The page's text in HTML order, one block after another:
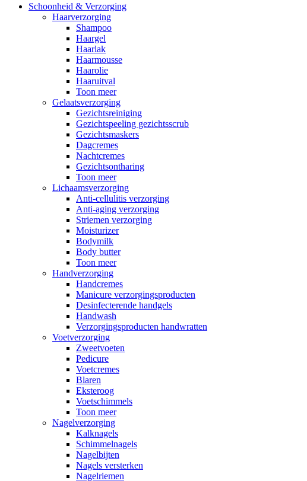
Schoonheid & Verzorging
Haarverzorging
Shampoo
Haargel
Haarlak
Haarmousse
Haarolie
Haaruitval
Toon meer
Gelaatsverzorging
Gezichtsreiniging
Gezichtspeeling gezichtsscrub
Gezichtsmaskers
Dagcremes
Nachtcremes
Gezichtsontharing
Toon meer
Lichaamsverzorging
Anti-cellulitis verzorging
Anti-aging verzorging
Striemen verzorging
Moisturizer
Bodymilk
Body butter
Toon meer
Handverzorging
Handcremes
Manicure verzorgingsproducten
Desinfecterende handgels
Handwash
Verzorgingsproducten handwratten
Voetverzorging
Zweetvoeten
Pedicure
Voetcremes
Blaren
Eksteroog
Voetschimmels
Toon meer
Nagelverzorging
Kalknagels
Schimmelnagels
Nagelbijten
Nagels versterken
Nagelriemen